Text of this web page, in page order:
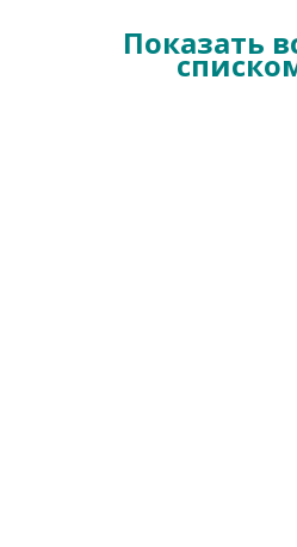
Показать